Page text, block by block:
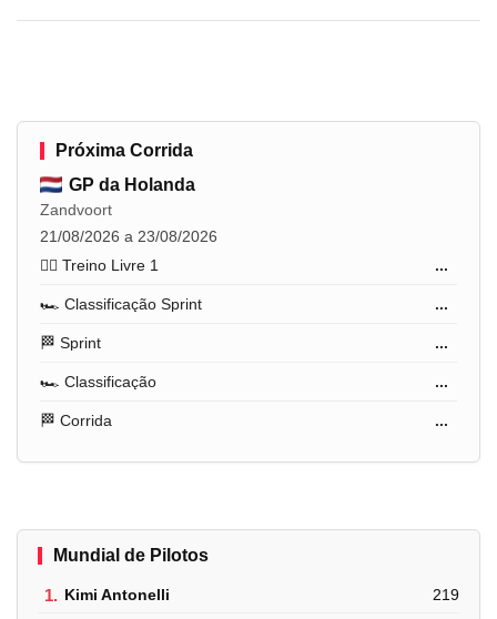
Próxima Corrida
GP da Holanda
Zandvoort
21/08/2026 a 23/08/2026
🏋️‍♂️ Treino Livre 1
...
🏎️ Classificação Sprint ...
🏁 Sprint ...
🏎️ Classificação ...
🏁 Corrida ...
Mundial de Pilotos
1. Kimi Antonelli 219